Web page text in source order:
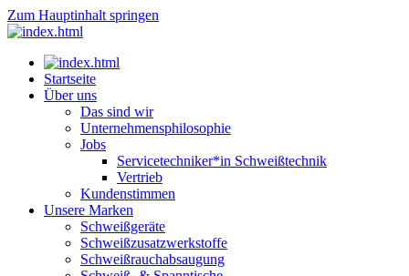
Zum Hauptinhalt springen
Startseite
Über uns
Das sind wir
Unternehmensphilosophie
Jobs
Servicetechniker*in Schweißtechnik
Vertrieb
Kundenstimmen
Unsere Marken
Schweißgeräte
Schweißzusatzwerkstoffe
Schweißrauchabsaugung